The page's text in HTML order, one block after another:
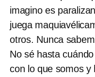
imagino es
juega
otros. Nunca
No sé hasta
con lo que somos y